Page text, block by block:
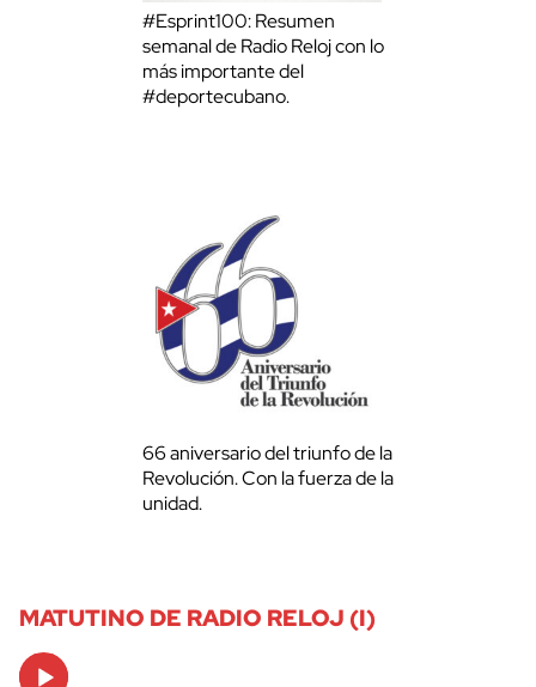
#Esprint100: Resumen
semanal de Radio Reloj con lo
más importante del
#deportecubano.
66 aniversario del triunfo de la
Revolución. Con la fuerza de la
unidad.
MATUTINO DE RADIO RELOJ (I)
Audio